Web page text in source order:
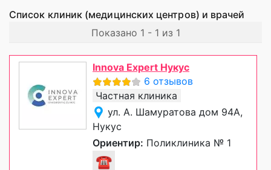
Список клиник (медицинских центров) и врачей
Показано 1 - 1 из 1
Innova Expert Нукус
6 отзывов
Частная клиника
ул. А. Шамуратова дом 94А,
Нукус
Ориентир: Поликлиника № 1
☎